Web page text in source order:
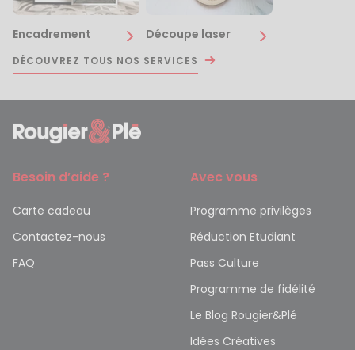
Encadrement Découpe laser
DÉCOUVREZ TOUS NOS SERVICES
Besoin d’aide ?
Carte cadeau
Contactez-nous
FAQ
Avec vous
Programme privilèges
Réduction Etudiant
Pass Culture
Programme de fidélité
Le Blog Rougier&Plé
Idées Créatives